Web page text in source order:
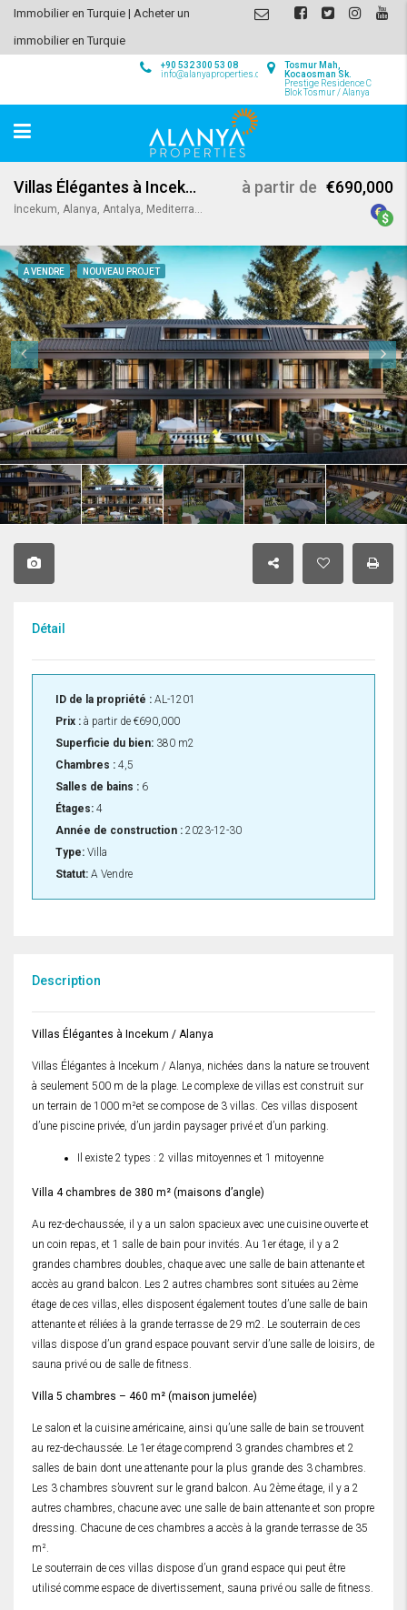
Immobilier en Turquie | Acheter un
immobilier en Turquie
Tosmur Mah,
Kocaosman Sk.
Prestige Residence C
Blok Tosmur / Alanya
+90 532 300 53 08
info@alanyaproperties.com
Villas Élégantes à Incekum / Alanya
İncekum, Alanya, Antalya, Mediterranean Region, Turkey
à partir de €690,000
A VENDRE NOUVEAU PROJET
Détail
ID de la propriété : AL-1201
Prix : à partir de €690,000
Superficie du bien: 380 m2
Chambres : 4,5
Salles de bains : 6
Étages: 4
Année de construction : 2023-12-30
Type: Villa
Statut: A Vendre
Description
Villas Élégantes à Incekum / Alanya
Villas Élégantes à Incekum / Alanya, nichées dans la nature se trouvent
à seulement 500 m de la plage. Le complexe de villas est construit sur
un terrain de 1000 m²et se compose de 3 villas. Ces villas disposent
d’une piscine privée, d’un jardin paysager privé et d’un parking.
Il existe 2 types : 2 villas mitoyennes et 1 mitoyenne
Villa 4 chambres de 380 m² (maisons d’angle)
Au rez-de-chaussée, il y a un salon spacieux avec une cuisine ouverte et
un coin repas, et 1 salle de bain pour invités. Au 1er étage, il y a 2
grandes chambres doubles, chaque avec une salle de bain attenante et
accès au grand balcon. Les 2 autres chambres sont situées au 2ème
étage de ces villas, elles disposent également toutes d’une salle de bain
attenante et réliées à la grande terrasse de 29 m2. Le souterrain de ces
villas dispose d’un grand espace pouvant servir d’une salle de loisirs, de
sauna privé ou de salle de fitness.
Villa 5 chambres – 460 m² (maison jumelée)
Le salon et la cuisine américaine, ainsi qu’une salle de bain se trouvent
au rez-de-chaussée. Le 1er étage comprend 3 grandes chambres et 2
salles de bain dont une attenante pour la plus grande des 3 chambres.
Les 3 chambres s’ouvrent sur le grand balcon. Au 2ème étage, il y a 2
autres chambres, chacune avec une salle de bain attenante et son propre
dressing. Chacune de ces chambres a accès à la grande terrasse de 35
m².
Le souterrain de ces villas dispose d’un grand espace qui peut être
utilisé comme espace de divertissement, sauna privé ou salle de fitness.